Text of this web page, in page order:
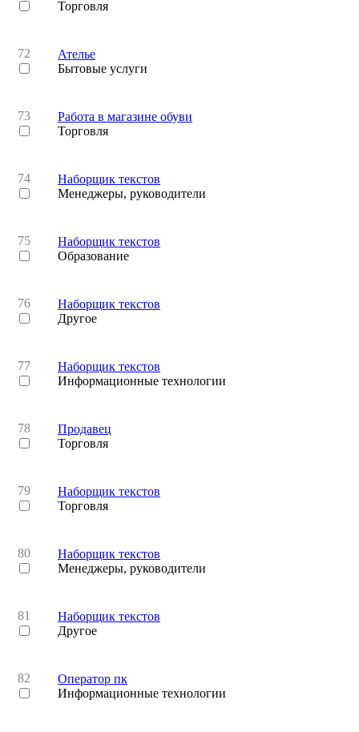
Торговля
72
Ателье
Бытовые услуги
73
Работа в магазине обуви
Торговля
74
Наборщик текстов
Менеджеры, руководители
75
Наборщик текстов
Образование
76
Наборщик текстов
Другое
77
Наборщик текстов
Информационные технологии
78
Продавец
Торговля
79
Наборщик текстов
Торговля
80
Наборщик текстов
Менеджеры, руководители
81
Наборщик текстов
Другое
82
Оператор пк
Информационные технологии